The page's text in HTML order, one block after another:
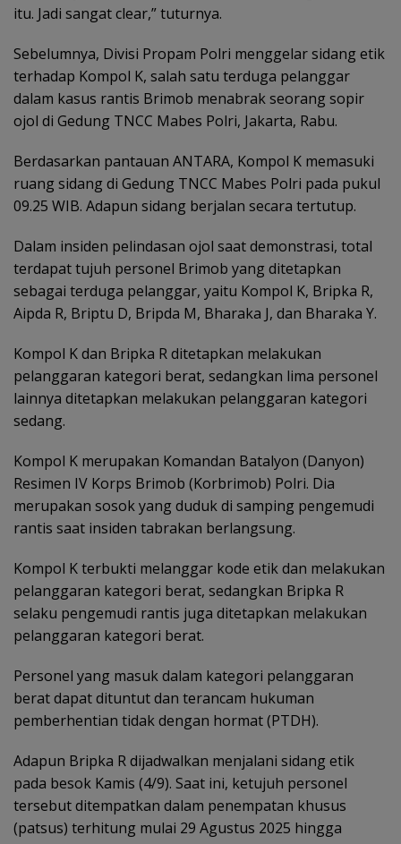
itu. Jadi sangat clear,” tuturnya.
Sebelumnya, Divisi Propam Polri menggelar sidang etik
terhadap Kompol K, salah satu terduga pelanggar
dalam kasus rantis Brimob menabrak seorang sopir
ojol di Gedung TNCC Mabes Polri, Jakarta, Rabu.
Berdasarkan pantauan ANTARA, Kompol K memasuki
ruang sidang di Gedung TNCC Mabes Polri pada pukul
09.25 WIB. Adapun sidang berjalan secara tertutup.
Dalam insiden pelindasan ojol saat demonstrasi, total
terdapat tujuh personel Brimob yang ditetapkan
sebagai terduga pelanggar, yaitu Kompol K, Bripka R,
Aipda R, Briptu D, Bripda M, Bharaka J, dan Bharaka Y.
Kompol K dan Bripka R ditetapkan melakukan
pelanggaran kategori berat, sedangkan lima personel
lainnya ditetapkan melakukan pelanggaran kategori
sedang.
Kompol K merupakan Komandan Batalyon (Danyon)
Resimen IV Korps Brimob (Korbrimob) Polri. Dia
merupakan sosok yang duduk di samping pengemudi
rantis saat insiden tabrakan berlangsung.
Kompol K terbukti melanggar kode etik dan melakukan
pelanggaran kategori berat, sedangkan Bripka R
selaku pengemudi rantis juga ditetapkan melakukan
pelanggaran kategori berat.
Personel yang masuk dalam kategori pelanggaran
berat dapat dituntut dan terancam hukuman
pemberhentian tidak dengan hormat (PTDH).
Adapun Bripka R dijadwalkan menjalani sidang etik
pada besok Kamis (4/9). Saat ini, ketujuh personel
tersebut ditempatkan dalam penempatan khusus
(patsus) terhitung mulai 29 Agustus 2025 hingga